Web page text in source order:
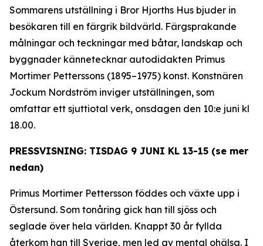
Sommarens utställning i Bror Hjorths Hus bjuder in
besökaren till en färgrik bildvärld. Färgsprakande
målningar och teckningar med båtar, landskap och
byggnader kännetecknar autodidakten Primus
Mortimer Petterssons (1895–1975) konst. Konstnären
Jockum Nordström inviger utställningen, som
omfattar ett sjuttiotal verk, onsdagen den 10:e juni kl
18.00.
PRESSVISNING: TISDAG 9 JUNI KL 13-15 (se mer
nedan)
Primus Mortimer Pettersson föddes och växte upp i
Östersund. Som tonåring gick han till sjöss och
seglade över hela världen. Knappt 30 år fyllda
återkom han till Sverige, men led av mental ohälsa. I